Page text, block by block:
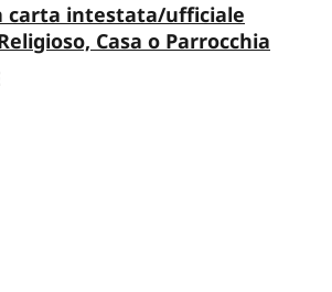
carta intestata/ufficiale
Casa o Parrocchia